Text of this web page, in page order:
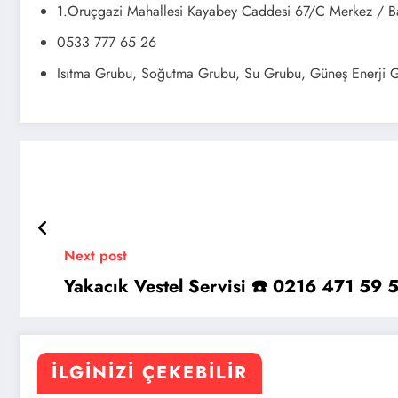
1.Oruçgazi Mahallesi Kayabey Caddesi 67/C Merkez /
0533 777 65 26
Isıtma Grubu, Soğutma Grubu, Su Grubu, Güneş Enerji
Next post
Yakacık Vestel Servisi ☎️ 0216 471 59
İLGINIZI ÇEKEBILIR